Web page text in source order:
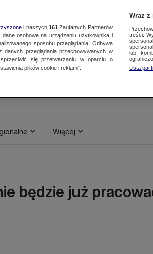
Więcej
będzie już
i naszych 161 Zaufanych Partnerów
osobowe na urządzeniu użytkownika i
sposobu przeglądania. Odbywa
przeglądania przechowywanych w
się przetwarzaniu w oparciu o
plików cookie i reklam”.
Wraz z
treści.
lub
Lista